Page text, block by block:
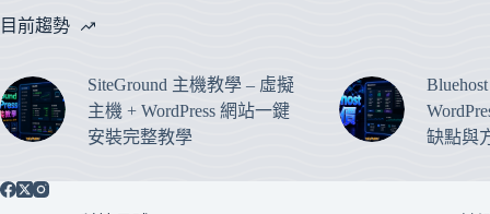
目前趨勢
SiteGround 主機教學 – 虛擬
主機 + WordPress 網站一鍵
安裝完整教學
缺點與